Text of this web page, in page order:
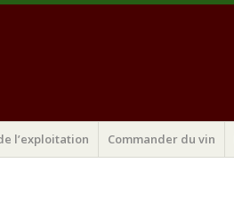
l’exploitation Commander du vin